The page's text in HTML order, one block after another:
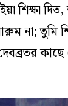
শিক্ষা
না; তুমি